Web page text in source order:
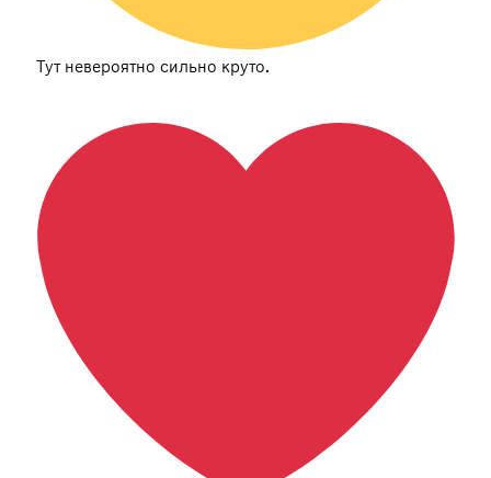
Тут невероятно сильно круто.